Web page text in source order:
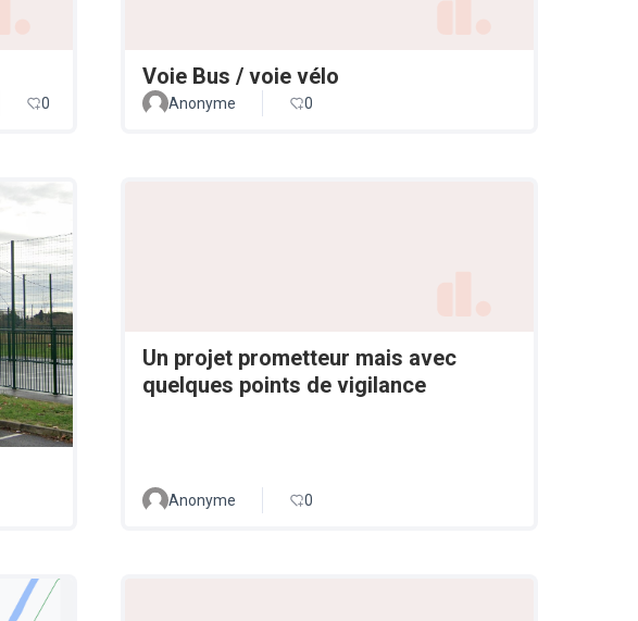
0
Voie Bus / voie vélo
Anonyme 0
Un projet prometteur mais avec
quelques points de vigilance
Anonyme 0